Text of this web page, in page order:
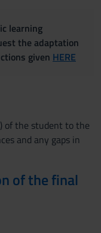
learning
the adaptation
given HERE
of the student to the
and any gaps in
of the final